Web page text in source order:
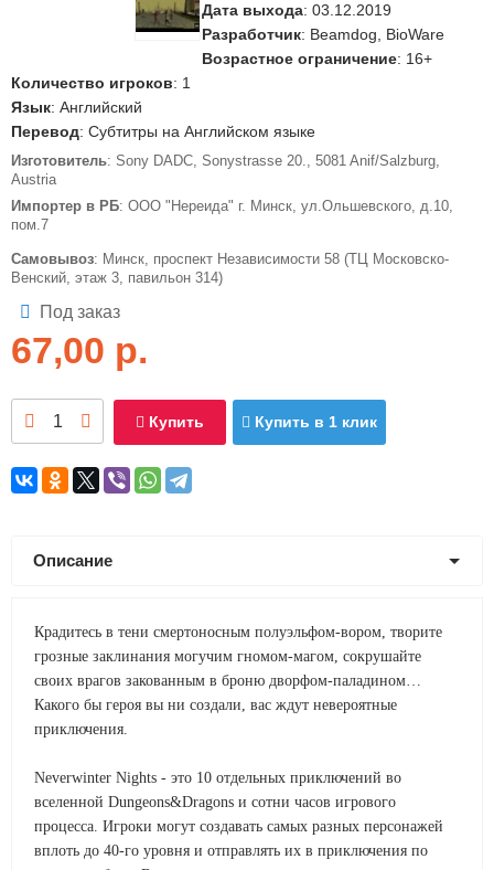
Дата выхода: 03.12.2019
Разработчик: Beamdog, BioWare
Возрастное ограничение: 16+
Количество игроков: 1
Язык: Английский
Перевод: Субтитры на Английском языке
Изготовитель: Sony DADC, Sonystrasse 20., 5081 Anif/Salzburg,
Austria
Импортер в РБ: ООО "Нереида" г. Минск, ул.Ольшевского, д.10,
пом.7
Самовывоз: Минск, проспект Независимости 58 (ТЦ Московско-
Венский, этаж 3, павильон 314)
Под заказ
67,00 р.
Купить Купить в 1 клик
Описание
Крадитесь в тени смертоносным полуэльфом-вором, творите
грозные заклинания могучим гномом-магом, сокрушайте
своих врагов закованным в броню дворфом-паладином…
Какого бы героя вы ни создали, вас ждут невероятные
приключения.
Neverwinter Nights - это 10 отдельных приключений во
вселенной Dungeons&Dragons и сотни часов игрового
процесса. Игроки могут создавать самых разных персонажей
вплоть до 40-го уровня и отправлять их в приключения по